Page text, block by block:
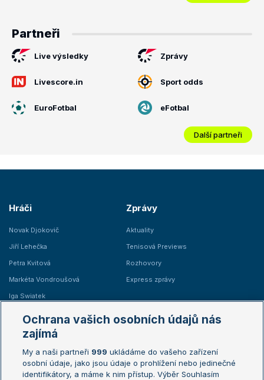
Partneři
Live výsledky Zprávy
Livescore.in Sport odds
EuroFotbal eFotbal
Další partneři
Hráči
Novak Djokovič
Jiří Lehečka
Petra Kvitová
Markéta Vondroušová
Iga Swiatek
Zprávy
Aktuality
Tenisová Previews
Rozhovory
Express zprávy
Žebříčky
Žebříček ATP (muži)
Žebříček WTA (ženy)
Australian Open
French Open
Ochrana vašich osobních údajů nás
zajímá
My a naši partneři 999 ukládáme do vašeho zařízení
osobní údaje, jako jsou údaje o prohlížení nebo jedinečné
identifikátory, a máme k nim přístup. Výběr Souhlasím